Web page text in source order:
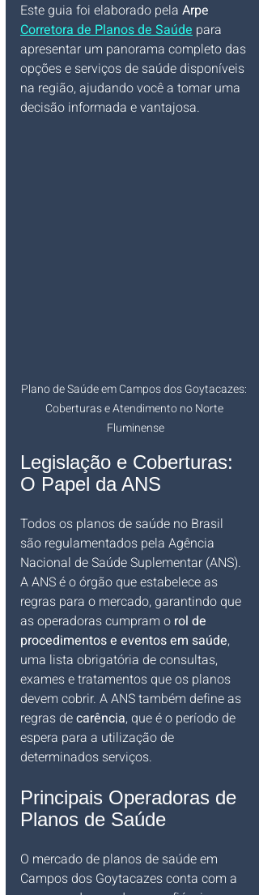
Este guia foi elaborado pela Arpe
Corretora de Planos de Saúde para
apresentar um panorama completo das
opções e serviços de saúde disponíveis
na região, ajudando você a tomar uma
decisão informada e vantajosa.
Plano de Saúde em Campos dos Goytacazes:
Coberturas e Atendimento no Norte
Fluminense
Legislação e Coberturas:
O Papel da ANS
Todos os planos de saúde no Brasil
são regulamentados pela Agência
Nacional de Saúde Suplementar (ANS).
A ANS é o órgão que estabelece as
regras para o mercado, garantindo que
as operadoras cumpram o rol de
procedimentos e eventos em saúde,
uma lista obrigatória de consultas,
exames e tratamentos que os planos
devem cobrir. A ANS também define as
regras de carência, que é o período de
espera para a utilização de
determinados serviços.
Principais Operadoras de
Planos de Saúde
O mercado de planos de saúde em
Campos dos Goytacazes conta com a